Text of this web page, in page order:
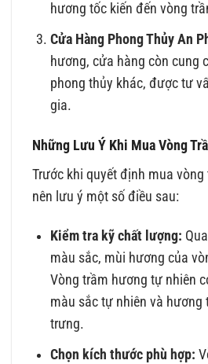
hương tốc kiến đến vòng
Cửa Hàng Phong Thủy An
hương, cửa hàng còn cung
phong thủy khác, được tư
gia.
Những Lưu Ý Khi Mua Vòng
Trước khi quyết định mua
nên lưu ý một số điều sau:
Kiểm tra kỹ chất lượng:
màu sắc, mùi hương của
Vòng trầm hương tự nhiên
màu sắc tự nhiên và hương
trưng.
Chọn kích thước phù hợp: